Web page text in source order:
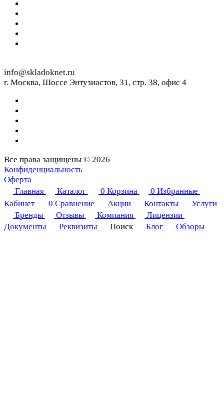
info@skladoknet.ru
г. Москва, Шоссе Энтузиастов, 31, стр. 38, офис 4
Все права защищены © 2026
Конфиденциальность
Оферта
Главная
Каталог 0 Корзина 0 Избранные
Кабинет
0 Сравнение Акции Контакты
Услуги
Бренды
Отзывы Компания
Лицензии
Документы
Реквизиты Поиск Блог Обзоры